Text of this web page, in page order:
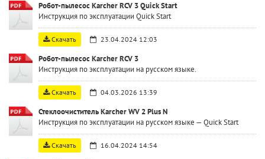
Робот-пылесос Karcher RCV 3 Quick Start
Инструкция по эксплуатации Quick Start
Скачать 23.04.2024 12:03
Робот-пылесос Karcher RCV 3
Инструкция по эксплуатации на русском языке.
Скачать 04.03.2026 13:39
Стеклоочиститель Karcher WV 2 Plus N
Инструкция по эксплуатации на русском языке — Quick Start
Скачать 16.04.2024 14:54